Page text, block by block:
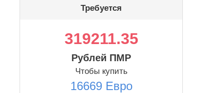
Требуется
319211.35
Рублей ПМР
Чтобы купить
16669 Евро